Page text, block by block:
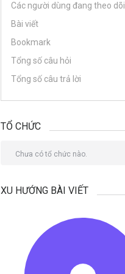
Các người dùng đang theo dõi
Bài viết
Bookmark
Tổng số câu hỏi
Tổng số câu trả lời
TỔ CHỨC
Chưa có tổ chức nào.
XU HƯỚNG BÀI VIẾT